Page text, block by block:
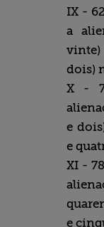
IX -
a
vinte)
dois)
X -
e
e
XI -
e